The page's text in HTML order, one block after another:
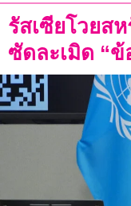
รัสเซียโวยส
ซัดละเมิด “